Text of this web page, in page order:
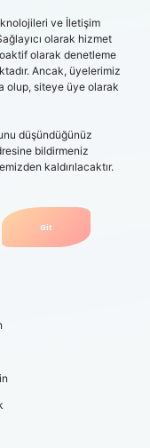
ve İletişim
olarak hizmet
olarak denetleme
Ancak, üyelerimiz
olup, siteye üye olarak
düşündüğünüz
bildirmeniz
kaldırılacaktır.